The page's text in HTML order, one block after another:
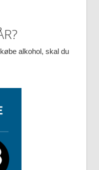
alkohol, skal du